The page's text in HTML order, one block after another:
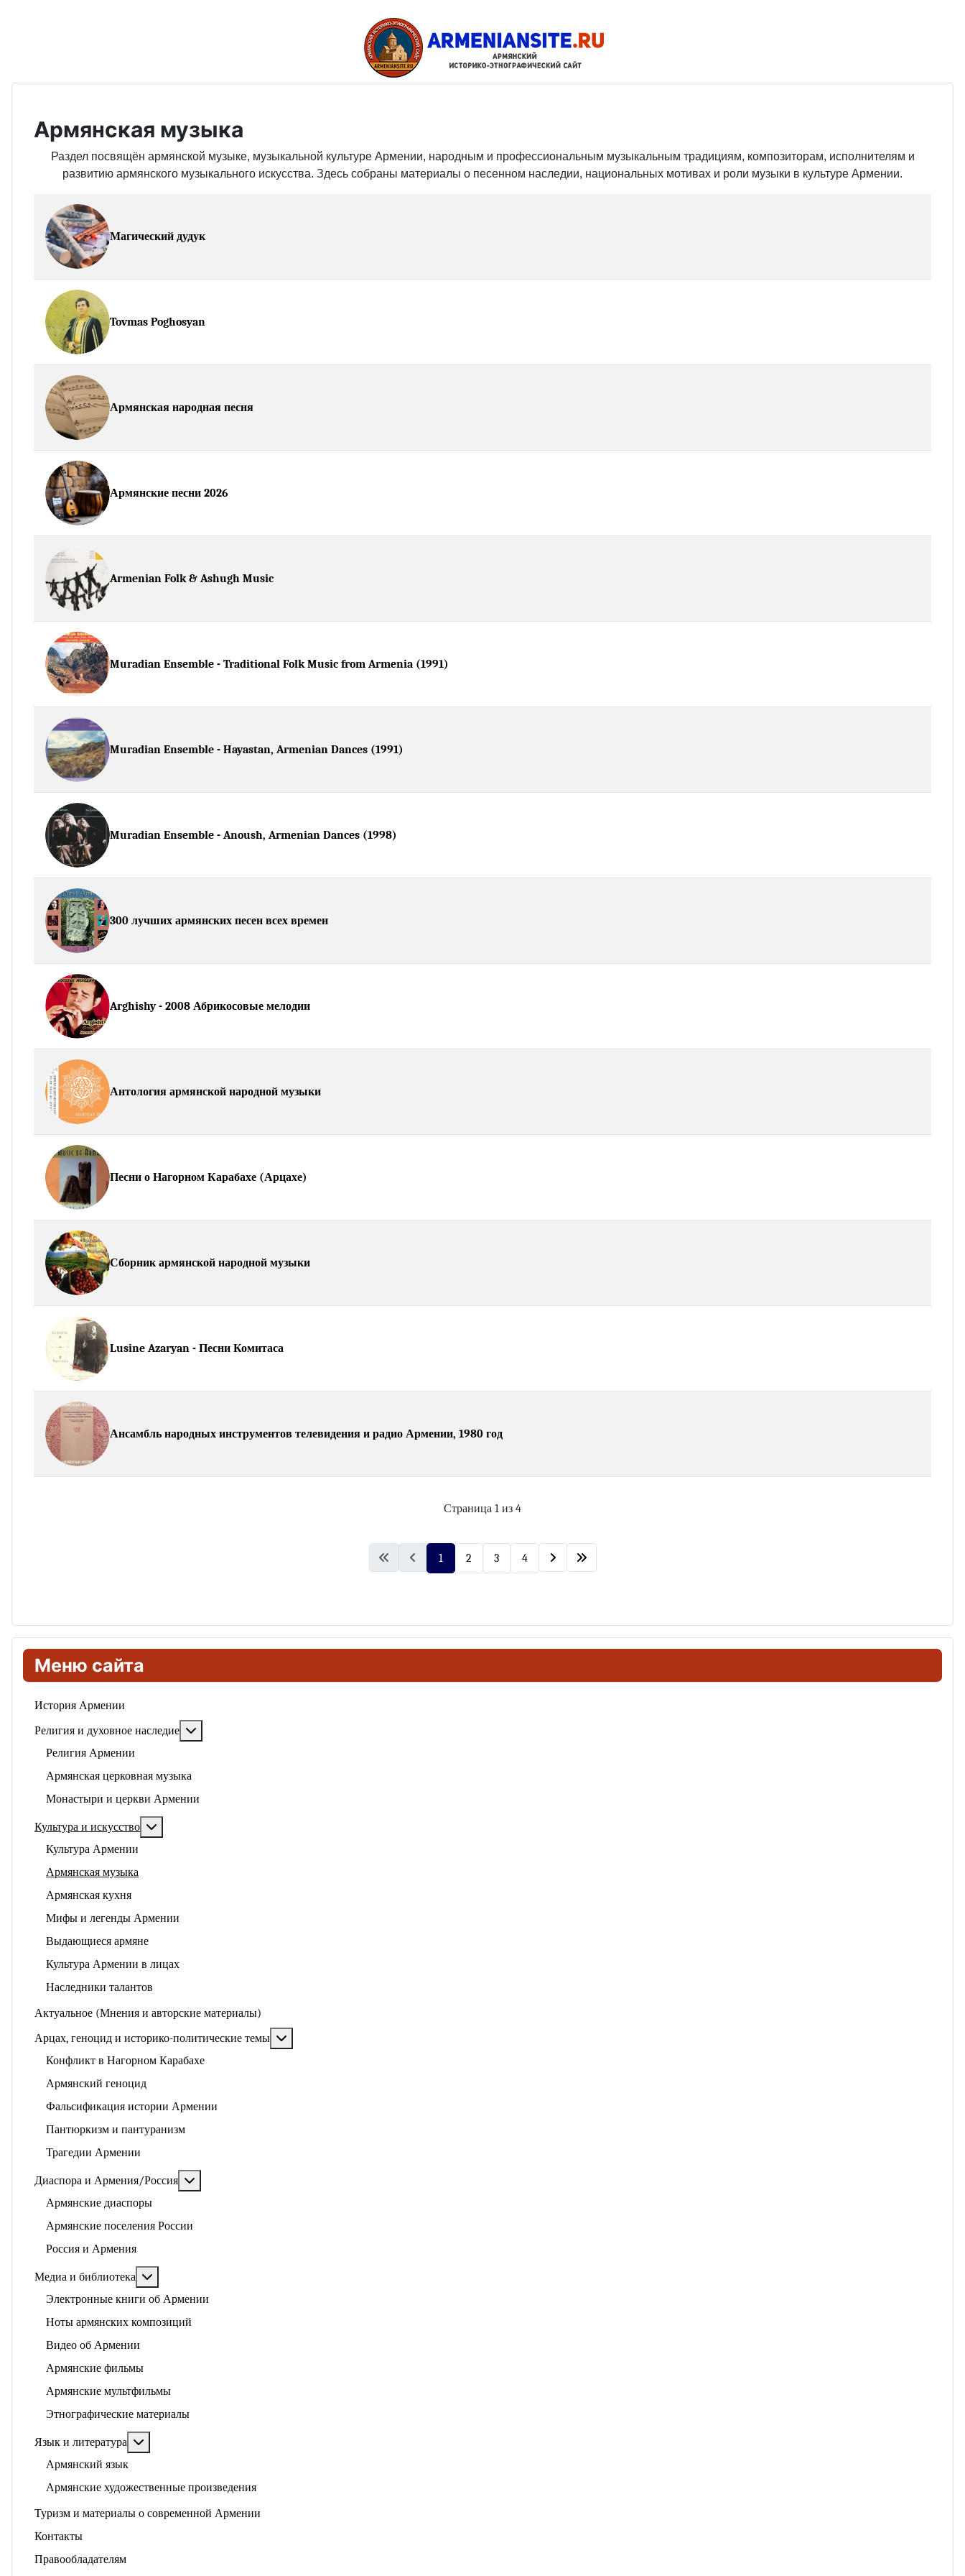
Меню сайта
История Армении
Религия и духовное наследие
Религия Армении
Армянская церковная музыка
Монастыри и церкви Армении
Культура и искусство
Культура Армении
Армянская музыка
Армянская кухня
Мифы и легенды Армении
Выдающиеся армяне
Культура Армении в лицах
Наследники талантов
Актуальное (Мнения и авторские материалы)
Арцах, геноцид и историко-политические темы
Конфликт в Нагорном Карабахе
Армянский геноцид
Фальсификация истории Армении
Пантюркизм и пантуранизм
Трагедии Армении
Диаспора и Армения/Россия
Армянские диаспоры
Армянские поселения России
Россия и Армения
Медиа и библиотека
Электронные книги об Армении
Ноты армянских композиций
Видео об Армении
Армянские фильмы
Армянские мультфильмы
Этнографические материалы
Язык и литература
Армянский язык
Армянские художественные произведения
Туризм и материалы о современной Армении
Контакты
Правообладателям
Армянская музыка
Раздел посвящён армянской музыке, музыкальной культуре Армении, народным и профессиональным музыкальным традициям, композиторам, исполнителям и
развитию армянского музыкального искусства. Здесь собраны материалы о песенном наследии, национальных мотивах и роли музыки в культуре Армении.
Магический дудук
Tovmas Poghosyan
Армянская народная песня
Армянские песни 2026
Armenian Folk & Ashugh Music
Muradian Ensemble - Traditional Folk Music from Armenia (1991)
Muradian Ensemble - Hayastan, Armenian Dances (1991)
Muradian Ensemble - Anoush, Armenian Dances (1998)
300 лучших армянских песен всех времен
Arghishy - 2008 Абрикосовые мелодии
Антология армянской народной музыки
Песни о Нагорном Карабахе (Арцахе)
Сборник армянской народной музыки
Lusine Azaryan - Песни Комитаса
Ансамбль народных инструментов телевидения и радио Армении, 1980 год
Страница 1 из 4
1 2 3 4